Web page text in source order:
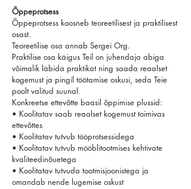
Õppeprotsess
Õppeprotsess koosneb teoreetilisest ja praktilisest
osast.
Teoreetilise osa annab Sergei Org.
Praktilise osa käigus Teil on juhendaja abiga
võimalik läbida praktikat ning saada reaalset
kogemust ja pingil töötamise oskusi, seda Teie
poolt valitud suunal.
Konkreetse ettevõtte baasil õppimise plussid:
• Koolitatav saab reaalset kogemust toimivas
ettevõttes
• Koolitatav tutvub tööprotsessidega
• Koolitatav tutvub mööblitootmises kehtivate
kvaliteedinõuetega
• Koolitatav tutvuda tootmisjoonistega ja
omandab nende lugemise oskust